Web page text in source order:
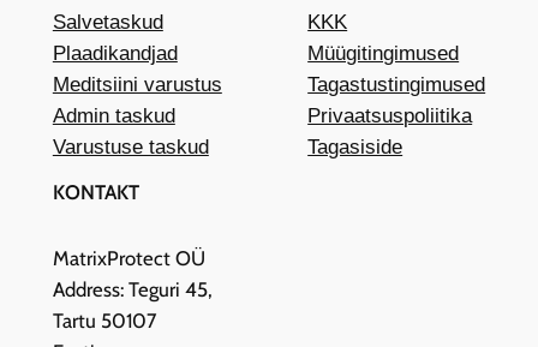
Salvetaskud
Plaadikandjad
Meditsiini varustus
Admin taskud
Varustuse taskud
KKK
Müügitingimused
Tagastustingimused
Privaatsuspoliitika
Tagasiside
KONTAKT
MatrixProtect OÜ
Address: Teguri 45,
Tartu 50107